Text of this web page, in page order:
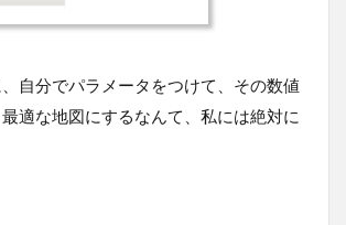
自分でパラメータをつけて、その数値
適な地図にするなんて、私には絶対に